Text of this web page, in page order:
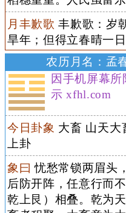
月丰歉歌 丰歉歌：岁
旱年；但得立春晴一
农历月名：孟
因手机屏幕
示 xfhl.com
今日卦象 大畜 山天大
上卦
象曰 忧愁常锁两眉头
后防开阵，任意行而
乾上艮）相叠。乾为